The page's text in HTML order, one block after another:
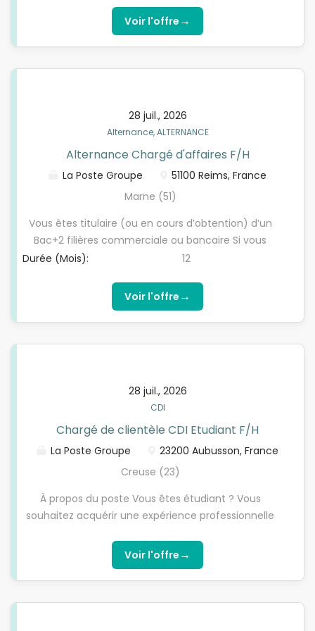
idéalement 3 mois d’expérience en relation
clientèle , en relation client à distance Vous avez
moins de 30 ans ( sauf exceptions article L6222-2
code du travail)
Voir l'offre →
28 juil., 2026
Alternance, ALTERNANCE
Alternance Chargé d'affaires F/H
La Poste Groupe
51100 Reims, France
Marne (51)
Vous êtes titulaire (ou en cours d’obtention) d’un
Bac+2 filières commerciale ou bancaire Si vous
avez un BAC+2 filière commercial, vous devez
professionnelle dans le domaine bancaire
Appétence pour le commercial et la relation client
Etre éligible au contrat d'apprentissage (- de 30
ans ou exceptions article L6222-2 code du travail)
Durée (Mois): 12
Voir l'offre →
28 juil., 2026
CDI
Chargé de clientèle CDI Etudiant F/H
La Poste Groupe
23200 Aubusson, France
Creuse (23)
À propos du poste Vous êtes étudiant ? Vous
souhaitez acquérir une expérience professionnelle
client et êtes motivés ? La Poste propose un poste
de Chargé(e) de clientèle H/F pour le bureau de
poste d'Aubusson. Ce poste est à pourvoir dès
septembre 2026. Contrat étudiant CDI de 3h30
Voir l'offre →